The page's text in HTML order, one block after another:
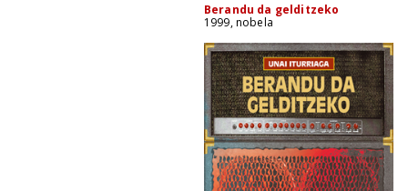
Berandu da gelditzeko
1999, nobela